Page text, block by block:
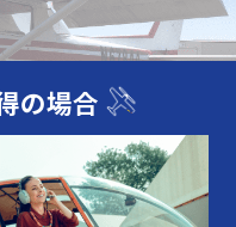
の場合